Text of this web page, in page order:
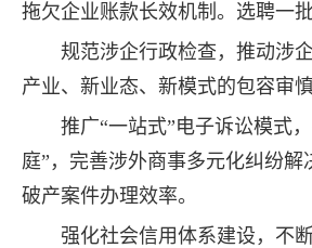
拖欠企业账款长效机制。选聘一
规范涉企行政检查，推动涉
产业、新业态、新模式的包容审慎
推广“一站式”电子诉讼模式
庭”，完善涉外商事多元化纠纷
破产案件办理效率。
强化社会信用体系建设，不